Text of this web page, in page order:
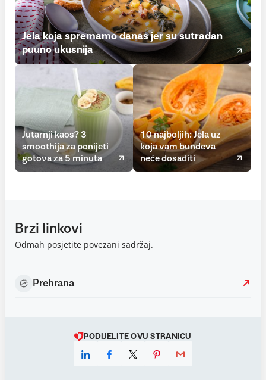
Jela koja spremamo danas jer su sutradan
puuno ukusnija
Jutarnji kaos? 3
smoothija za ponijeti
gotova za 5 minuta
10 najboljih: Jela uz
koja vam bundeva
neće dosaditi
Brzi linkovi
Odmah posjetite povezani sadržaj.
Prehrana
PODIJELITE OVU STRANICU